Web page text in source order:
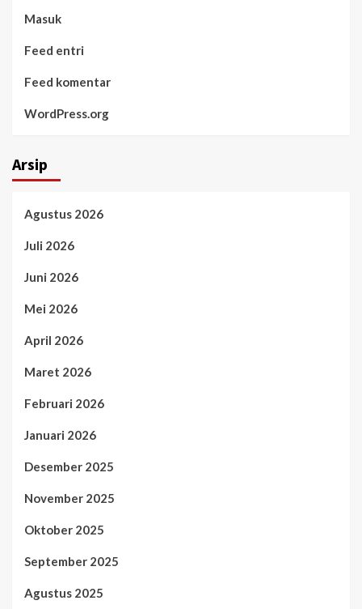
Masuk
Feed entri
Feed komentar
WordPress.org
Arsip
Agustus 2026
Juli 2026
Juni 2026
Mei 2026
April 2026
Maret 2026
Februari 2026
Januari 2026
Desember 2025
November 2025
Oktober 2025
September 2025
Agustus 2025